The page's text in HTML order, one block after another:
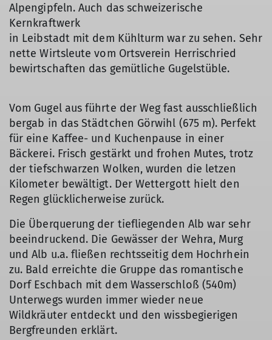
Alpengipfeln. Auch das schweizerische
Kernkraftwerk
in Leibstadt mit dem Kühlturm war zu sehen. Sehr
nette Wirtsleute vom Ortsverein Herrischried
bewirtschaften das gemütliche Gugelstüble.
Vom Gugel aus führte der Weg fast ausschließlich
bergab in das Städtchen Görwihl (675 m). Perfekt
für eine Kaffee- und Kuchenpause in einer
Bäckerei. Frisch gestärkt und frohen Mutes, trotz
der tiefschwarzen Wolken, wurden die letzen
Kilometer bewältigt. Der Wettergott hielt den
Regen glücklicherweise zurück.
Die Überquerung der tiefliegenden Alb war sehr
beeindruckend. Die Gewässer der Wehra, Murg
und Alb u.a. fließen rechtsseitig dem Hochrhein
zu. Bald erreichte die Gruppe das romantische
Dorf Eschbach mit dem Wasserschloß (540m)
Unterwegs wurden immer wieder neue
Wildkräuter entdeckt und den wissbegierigen
Bergfreunden erklärt.